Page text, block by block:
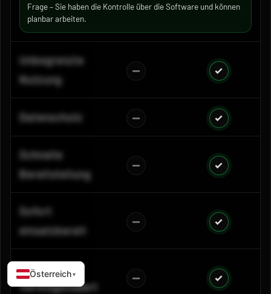
Frage – Sie haben die Kontrolle über die Software und können
planbar arbeiten.
Unbegrenzte
Nutzung
Datenschutz
Schnelle
Bereitstellung
Sofort
einsatzbereit
Ist ein
Vermögenswert
Österreich▾